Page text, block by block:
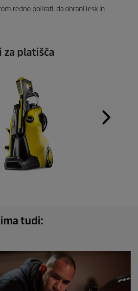
redno polirati, da ohrani lesk in
platišča
tudi: